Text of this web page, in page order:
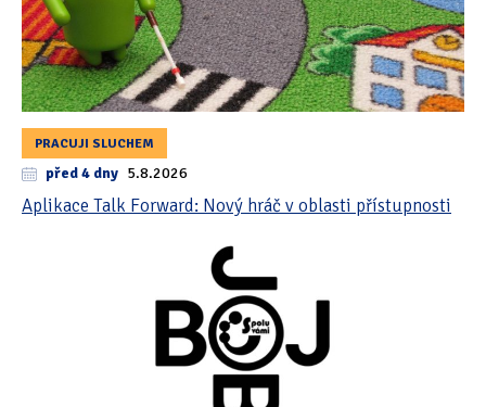
PRACUJI SLUCHEM
před 4 dny 5.8.2026
Aplikace Talk Forward: Nový hráč v oblasti přístupnosti